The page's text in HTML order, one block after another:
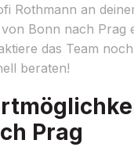
Rothmann an
Bonn nach Prag
das Team
beraten!
Prag